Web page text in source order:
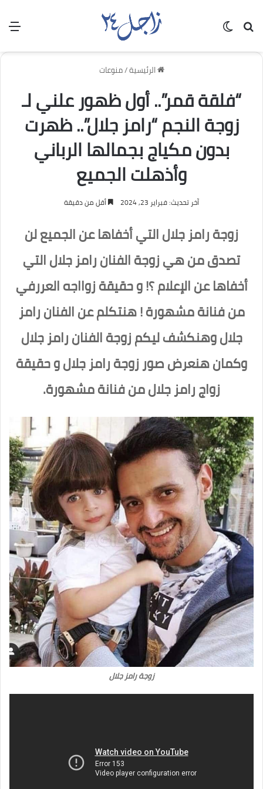
بحث عن
الرئيسية/منوعات
“فلقة قمر”.. أول ظهور علني لـ
زوجة النجم “رامز جلال”.. ظهرت
بدون مكياج بجمالها الرباني
وأذهلت الجميع
آخر تحديث: فبراير 23, 2024 أقل من دقيقة
زوجة رامز جلال التي أخفاها عن الجميع لن
تصدق من هي زوجة الفنان رامز جلال التي
أخفاها عن الإعلام ؟! و حقيقة زوااجه العررفي
من فنانة مشهورة ! هنتكلم عن الفنان رامز
جلال وهنكشف ليكم زوجة الفنان رامز جلال
وكمان هنعرض صور زوجة رامز جلال و حقيقة
زواج رامز جلال من فنانة مشهورة.
زوجة رامز جلال